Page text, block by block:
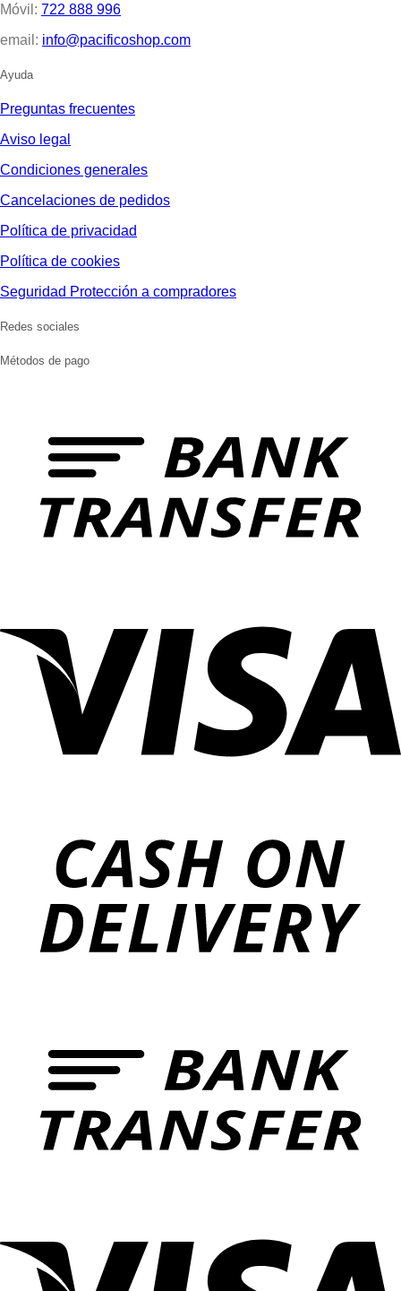
Móvil: 722 888 996
email: info@pacificoshop.com
Ayuda
Preguntas frecuentes
Aviso legal
Condiciones generales
Cancelaciones de pedidos
Política de privacidad
Política de cookies
Seguridad Protección a compradores
Redes sociales
Métodos de pago